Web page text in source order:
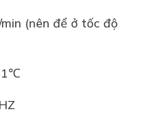
(nên để ở tốc độ
1℃